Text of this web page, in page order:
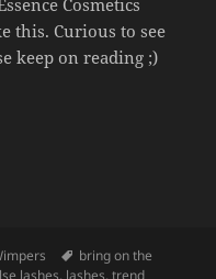
Cosmetics
this. Curious to see
keep on reading ;)
On The Lashes (Trend
Tags
bring on the
lashes, lashes,trend